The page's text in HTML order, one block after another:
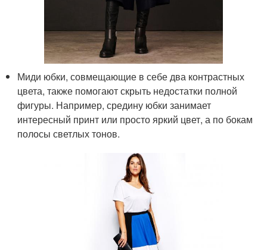
Миди юбки, совмещающие в себе два контрастных
цвета, также помогают скрыть недостатки полной
фигуры. Например, средину юбки занимает
интересный принт или просто яркий цвет, а по бокам
полосы светлых тонов.